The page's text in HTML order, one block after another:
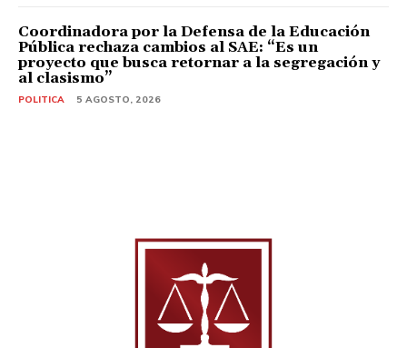
Coordinadora por la Defensa de la Educación
Pública rechaza cambios al SAE: “Es un
proyecto que busca retornar a la segregación y
al clasismo”
POLITICA 5 AGOSTO, 2026